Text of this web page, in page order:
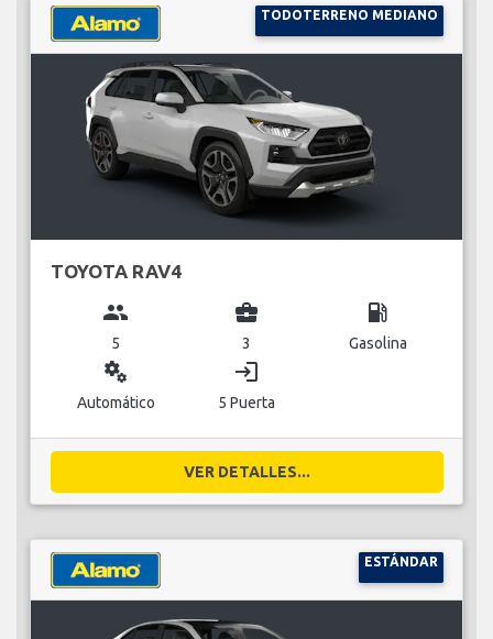
TODOTERRENO MEDIANO
TOYOTA RAV4
group
5
business_center
3
local_gas_station
Gasolina
miscellaneous_services
Automático
login
5 Puerta
VER DETALLES...
ESTÁNDAR